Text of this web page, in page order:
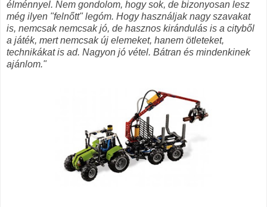
élménnyel. Nem gondolom, hogy sok, de bizonyosan lesz
még ilyen "felnőtt" legóm. Hogy használjak nagy szavakat
is, nemcsak nemcsak jó, de hasznos kirándulás is a cityből
a játék, mert nemcsak új elemeket, hanem ötleteket,
technikákat is ad. Nagyon jó vétel. Bátran és mindenkinek
ajánlom."